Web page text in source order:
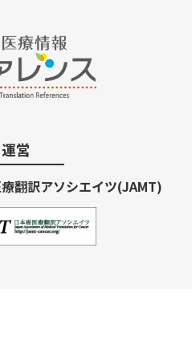
運営
翻訳アソシエイツ(JAMT)